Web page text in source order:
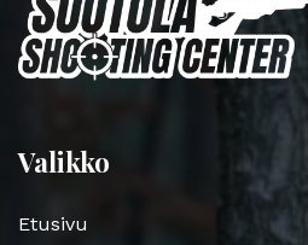
Valikko
Etusivu